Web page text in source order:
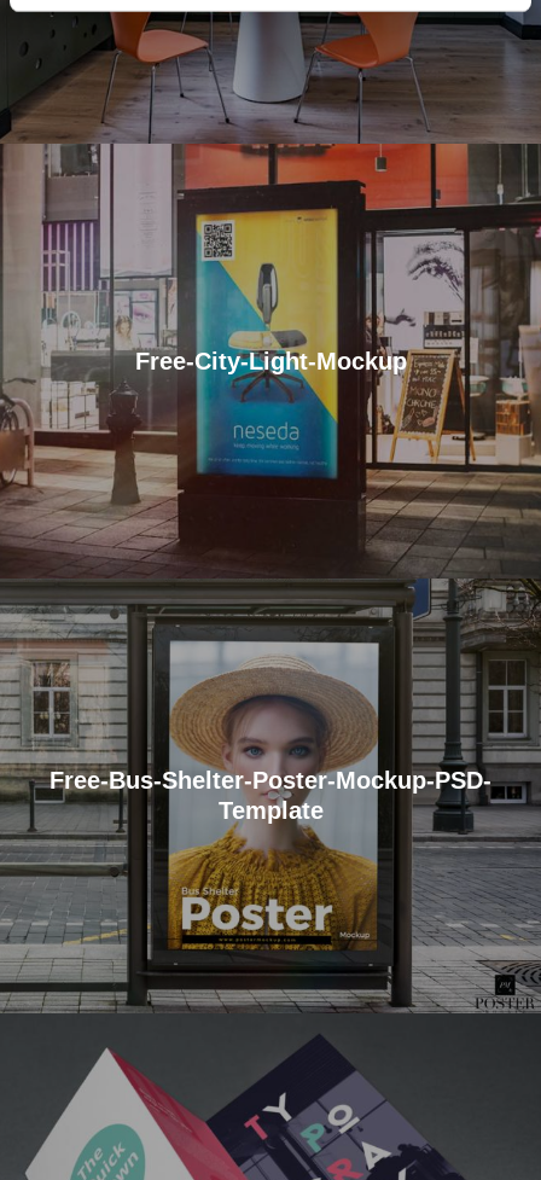
Free-City-Light-Mockup
Free-Bus-Shelter-Poster-Mockup-PSD-
Template